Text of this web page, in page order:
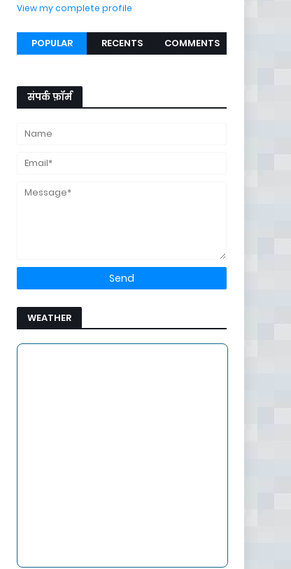
View my complete profile
POPULAR RECENTS COMMENTS
संपर्क फ़ॉर्म
WEATHER